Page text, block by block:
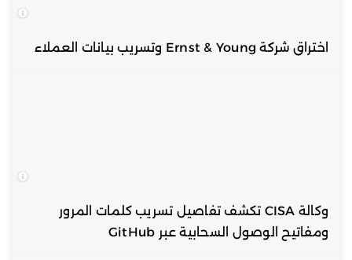
اختراق شركة Ernst & Young وتسريب بيانات العملاء
وكالة CISA تكشف تفاصيل تسريب كلمات المرور
ومفاتيح الوصول السحابية عبر GitHub